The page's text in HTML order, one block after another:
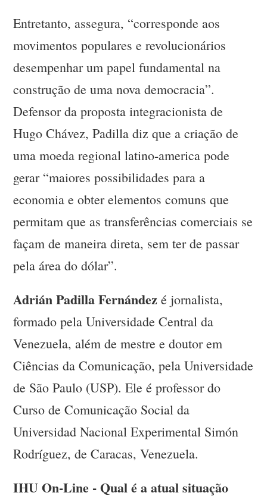
Entretanto, assegura, “corresponde aos
movimentos populares e revolucionários
desempenhar um papel fundamental na
construção de uma nova democracia”.
Defensor da proposta integracionista de
Hugo Chávez, Padilla diz que a criação de
uma moeda regional latino-america pode
gerar “maiores possibilidades para a
economia e obter elementos comuns que
permitam que as transferências comerciais se
façam de maneira direta, sem ter de passar
pela área do dólar”.
Adrián Padilla Fernández é jornalista,
formado pela Universidade Central da
Venezuela, além de mestre e doutor em
Ciências da Comunicação, pela Universidade
de São Paulo (USP). Ele é professor do
Curso de Comunicação Social da
Universidad Nacional Experimental Simón
Rodríguez, de Caracas, Venezuela.
IHU On-Line - Qual é a atual situação